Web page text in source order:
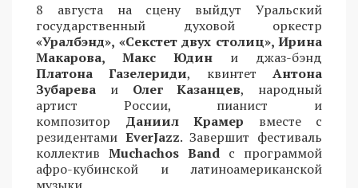
8 августа на сцену выйдут Уральский
государственный духовой оркестр
«Уралбэнд», «Секстет двух столиц», Ирина
Макарова, Макс Юдин и джаз-бэнд
Платона Газелериди, квинтетАнтона
Зубарева и Олег Казанцев, народный
артист России, пианист и
композитор Даниил Крамер вместе с
резидентами EverJazz. Завершит фестиваль
коллектив Muchachos Band с программой
афро-кубинской и латиноамериканской